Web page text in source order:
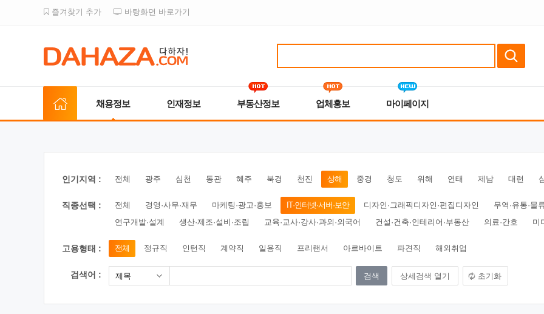
즐겨찾기 추가 바탕화면 바로가기
채용정보 인재정보 부동산정보 업체홍보 마이페이지
인기지역 : 전체 광주 심천 동관 혜주 북경 천진 상해 중경 청도 위해 연태 제남 대련
직종선택 : 전체 경영·사무·재무 마케팅·광고·홍보 IT·인터넷·서버·보안 디자인·그래픽디자인·편집디자인
무역·유통·물
연구개발·설계
생산·제조·설비·조립 교육·교사·강사·과외·외국어 건설·건축·인테리어·부동산 의료·간호 미
고용형태 : 전체 정규직 인턴직 계약직 일용직 프리랜서 아르바이트 파견직 해외취업
검색어 : 제목 상세검색 열기 초기화